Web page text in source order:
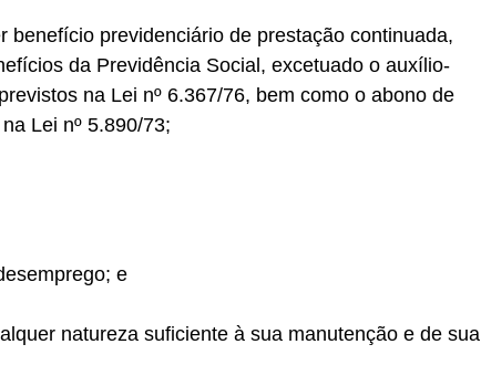
benefício previdenciário de prestação continuada,
da Previdência Social, excetuado o auxílio-
na Lei nº 6.367/76, bem como o abono de
Lei nº 5.890/73;
e
natureza suficiente à sua manutenção e de sua